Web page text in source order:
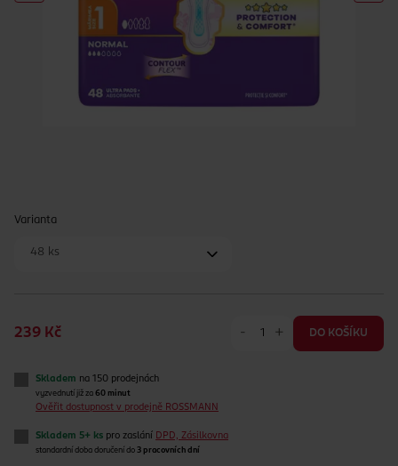
Varianta
48 ks
239 Kč - + DO KOŠÍKU
Skladem na 150 prodejnách
vyzvednutí již za 60 minut
Ověřit dostupnost v prodejně ROSSMANN
Skladem 5+ ks pro zaslání DPD, Zásilkovna
standardní doba doručení do 3 pracovních dní